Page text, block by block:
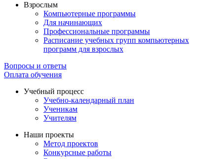
Взрослым
Компьютерные программы
Для начинающих
Профессиональные программы
Расписание учебных групп компьютерных
программ для взрослых
Вопросы и ответы
Оплата обучения
Учебный процесс
Учебно-календарный план
Ученикам
Учителям
Наши проекты
Метод проектов
Конкурсные работы